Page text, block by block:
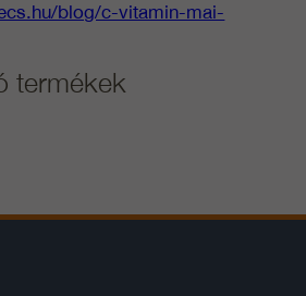
blog/c-vitamin-mai-
termékek